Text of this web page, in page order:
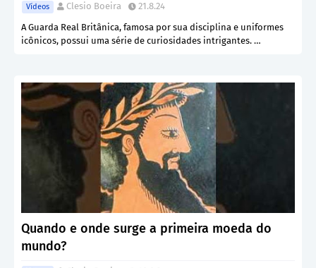
Vídeos Clesio Boeira
21.8.24
A Guarda Real Britânica, famosa por sua disciplina e uniformes
icônicos, possui uma série de curiosidades intrigantes. …
Quando e onde surge a primeira moeda do
mundo?